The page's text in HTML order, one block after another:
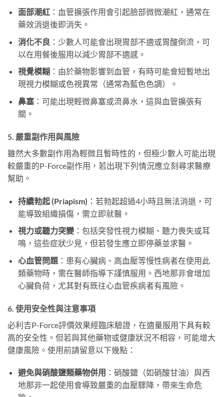
面部潮紅：血管擴張作用會引起臉部微微潮紅，通常在
藥效消退後即消失。
消化不良 ：少數人可能會出現胃部不適或胃酸倒流，可
以在用餐後服用以減少胃部不適感。
視覺模糊 ：由於藥物影響到血管，有時可能會短暫地出
現視力模糊或色視異常（通常為藍色色調）。
鼻塞：可能出現輕微鼻塞或流鼻水，這與血管擴張有
關。
5. 嚴重副作用與風險
雖然大多數副作用為輕微且暫時性的，但極少數人可能出現
較嚴重的P-Force副作用，若出現下列情況應立刻尋求醫療
幫助。
持續勃起 (Priapism) ：若勃起超過4小時且無法消退，可
能導致組織損傷，需立即就醫。
視力或聽力突變：包括突發性視力模糊、聽力喪失或耳
鳴，這些症狀少見，但若發生應立即停藥並求醫。
心血管問題：患有心臟病、高血壓等慢性病者在使用此
類藥物時，需在醫師指導下謹慎服用。西地那非會增加
心臟負荷，尤其對有既往心血管疾病者有風險。
6. 使用安全性與注意事項
必利吉P-Force評價效果經臨床驗證，在適量服用下具有較
高的安全性。但若與其他藥物或健康狀況不相容，可能增大
健康風險。使用前請留意以下幾點：
避免與硝酸鹽類藥物併用 ：硝酸鹽（如硝酸甘油）與西
地那非一起使用會導致嚴重的血壓驟降，帶來生命危